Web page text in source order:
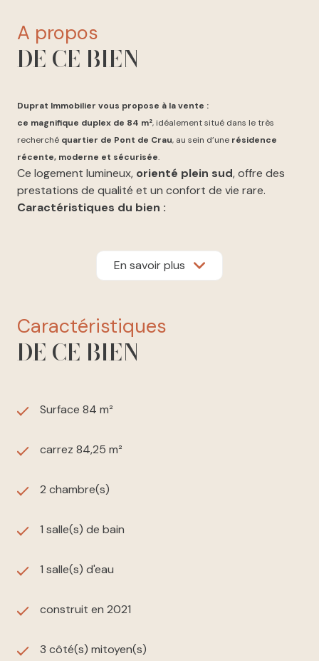
a propos
DE CE BIEN
Duprat Immobilier vous propose à la vente :
ce magnifique duplex de 84 m², idéalement situé dans le très
recherché quartier de Pont de Crau, au sein d’une résidence
récente, moderne et sécurisée.
Ce logement lumineux, orienté plein sud, offre des
prestations de qualité et un confort de vie rare.
Caractéristiques du bien :
84 m²
Pièces :
Cuisine ouverte
2 chambresà l’étage
Salle de bain moderne
détente
performante et confort optimal.
En savoir plus
caractéristiques
DE CE BIEN
Surface 84 m²
carrez 84,25 m²
2 chambre(s)
1 salle(s) de bain
1 salle(s) d'eau
construit en 2021
3 côté(s) mitoyen(s)